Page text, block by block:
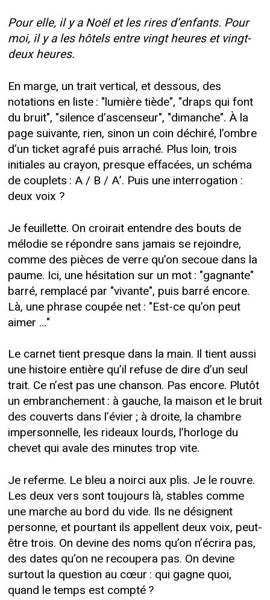
Pour elle, il y a Noël et les rires d’enfants. Pour
moi, il y a les hôtels entre vingt heures et vingt-
deux heures.
En marge, un trait vertical, et dessous, des
notations en liste : "lumière tiède", "draps qui font
du bruit", "silence d’ascenseur", "dimanche". À la
page suivante, rien, sinon un coin déchiré, l’ombre
d’un ticket agrafé puis arraché. Plus loin, trois
initiales au crayon, presque effacées, un schéma
de couplets : A / B / A’. Puis une interrogation :
deux voix ?
Je feuillette. On croirait entendre des bouts de
mélodie se répondre sans jamais se rejoindre,
comme des pièces de verre qu’on secoue dans la
paume. Ici, une hésitation sur un mot : "gagnante"
barré, remplacé par "vivante", puis barré encore.
Là, une phrase coupée net : "Est-ce qu’on peut
aimer …"
Le carnet tient presque dans la main. Il tient aussi
une histoire entière qu’il refuse de dire d’un seul
trait. Ce n’est pas une chanson. Pas encore. Plutôt
un embranchement : à gauche, la maison et le bruit
des couverts dans l’évier ; à droite, la chambre
impersonnelle, les rideaux lourds, l’horloge du
chevet qui avale des minutes trop vite.
Je referme. Le bleu a noirci aux plis. Je le rouvre.
Les deux vers sont toujours là, stables comme
une marche au bord du vide. Ils ne désignent
personne, et pourtant ils appellent deux voix, peut-
être trois. On devine des noms qu’on n’écrira pas,
des dates qu’on ne recoupera pas. On devine
surtout la question au cœur : qui gagne quoi,
quand le temps est compté ?